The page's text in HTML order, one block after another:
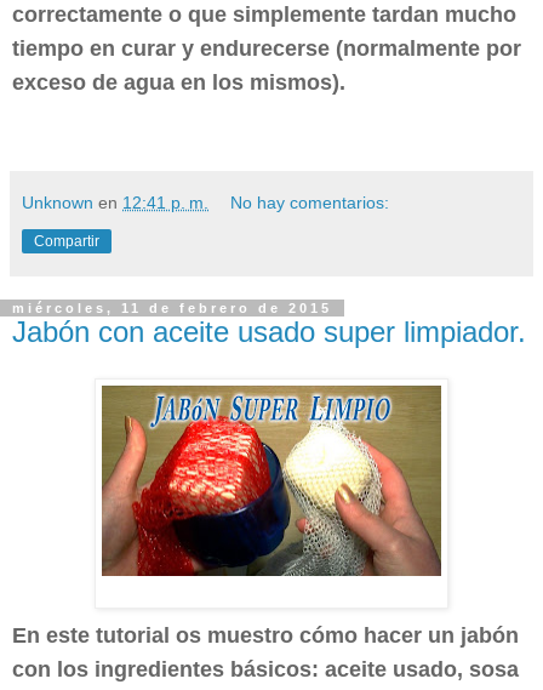
correctamente o que simplemente tardan mucho
tiempo en curar y endurecerse (normalmente por
exceso de agua en los mismos).
Unknown en 12:41 p. m. No hay comentarios:
Compartir
miércoles, 11 de febrero de 2015
Jabón con aceite usado super limpiador.
En este tutorial os muestro cómo hacer un jabón
con los ingredientes básicos: aceite usado, sosa